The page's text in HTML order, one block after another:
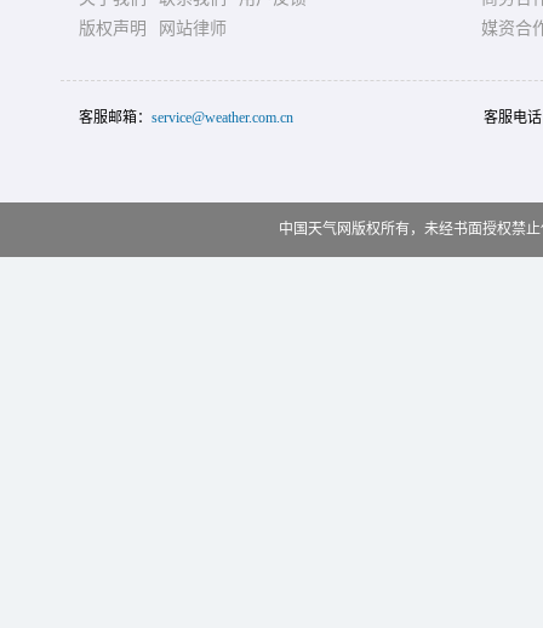
版权声明
网站律师
媒资合
客服邮箱： service@weather.com.cn 客服电
中国天气网版权所有，未经书面授权